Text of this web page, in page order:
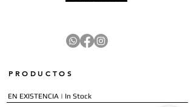
PRODUCTOS
EN EXISTENCIA | In Stock